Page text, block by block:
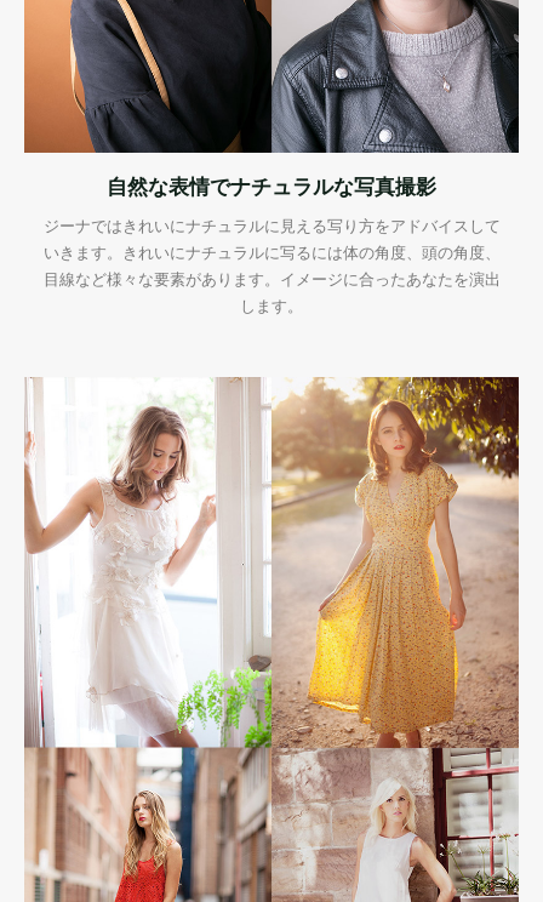
自然な表情でナチュラルな写真撮影
ジーナではきれいにナチュラルに見える写り方をアドバイスして
いきます。きれいにナチュラルに写るには体の角度、頭の角度、
目線など様々な要素があります。イメージに合ったあなたを演出
します。